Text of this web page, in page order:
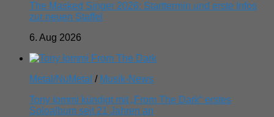
The Masked Singer 2026: Starttermin und erste Infos
zur neuen Staffel
6. Aug 2026
Metal/NuMetal / Musik-News
Tony Iommi kündigt mit „From The Dark“ erstes
Soloalbum seit 21 Jahren an